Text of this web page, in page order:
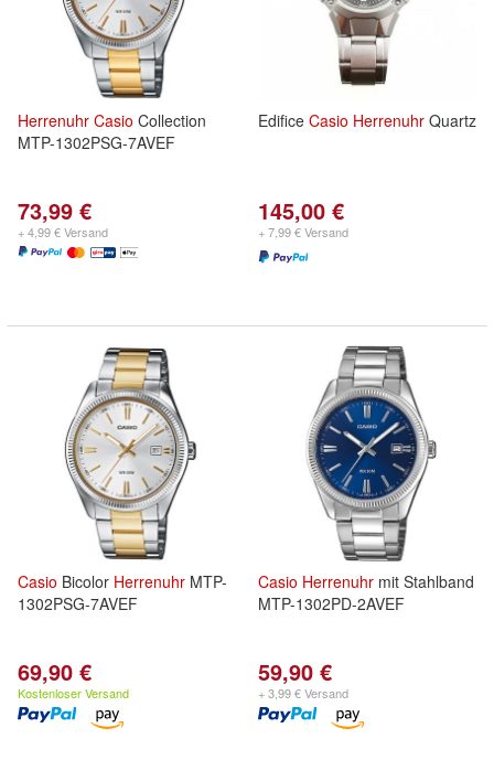
Herrenuhr Casio Collection
MTP-1302PSG-7AVEF
73,99 €
+ 4,99 € Versand
Edifice Casio Herrenuhr Quartz
145,00 €
+ 7,99 € Versand
Casio Bicolor Herrenuhr MTP-
1302PSG-7AVEF
69,90 €
Kostenloser Versand
Casio Herrenuhr mit Stahlband
MTP-1302PD-2AVEF
59,90 €
+ 3,99 € Versand